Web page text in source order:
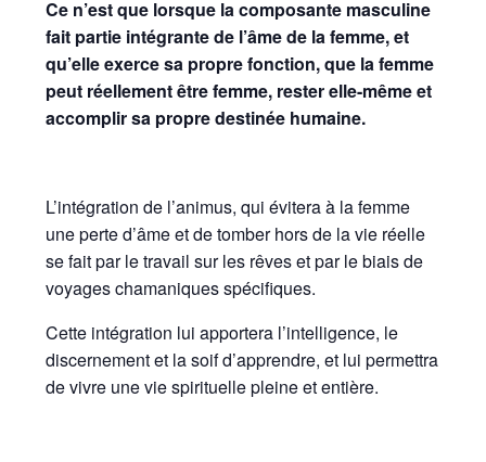
Ce n’est que lorsque la composante masculine
fait partie intégrante de l’âme de la femme, et
qu’elle exerce sa propre fonction, que la femme
peut réellement être femme, rester elle-même et
accomplir sa propre destinée humaine.
L’intégration de l’animus, qui évitera à la femme
une perte d’âme et de tomber hors de la vie réelle
se fait par le travail sur les rêves et par le biais de
voyages chamaniques spécifiques.
Cette intégration lui apportera l’intelligence, le
discernement et la soif d’apprendre, et lui permettra
de vivre une vie spirituelle pleine et entière.